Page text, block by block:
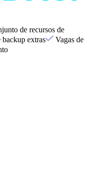
de recursos de
backup extras
Vagas de